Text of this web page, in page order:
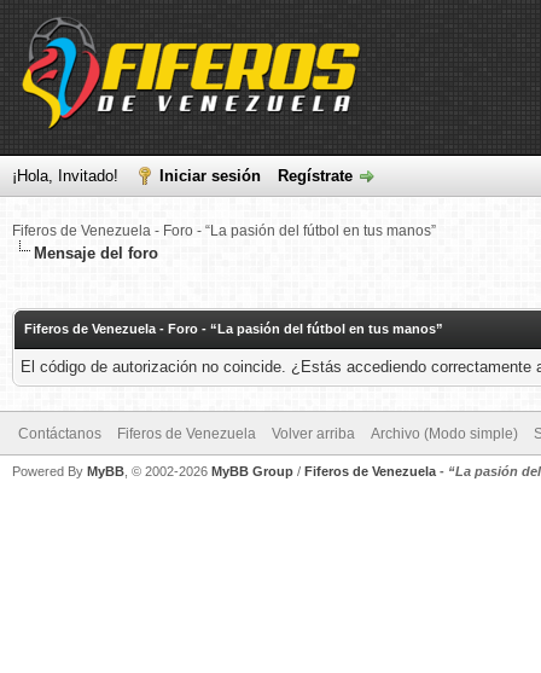
¡Hola, Invitado! Iniciar sesión Regístrate
Fiferos de Venezuela - Foro - “La pasión del fútbol en tus manos”
Mensaje del foro
Fiferos de Venezuela - Foro - “La pasión del fútbol en tus manos”
El código de autorización no coincide. ¿Estás accediendo
Contáctanos Fiferos de Venezuela Volver arriba Archivo (Modo simple)
Powered By MyBB , © 2002-2026 MyBB Group / Fiferos de Venezuela - “La pasión